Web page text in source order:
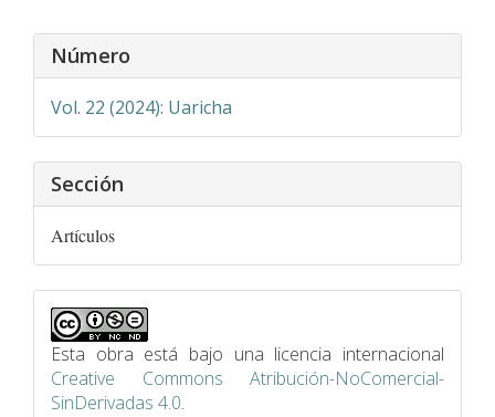
Detalles
del
Número
Vol. 22 (2024): Uaricha
Sección
Artículos
Esta obra está bajo una licencia internacional
Creative Commons Atribución-NoComercial-
SinDerivadas 4.0.